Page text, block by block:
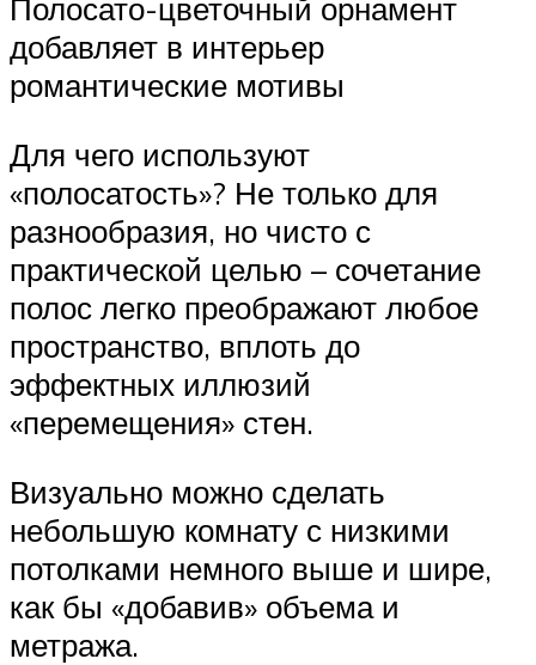
Полосато-цветочный орнамент
добавляет в интерьер
романтические мотивы
Для чего используют
«полосатость»? Не только для
разнообразия, но чисто с
практической целью – сочетание
полос легко преображают любое
пространство, вплоть до
эффектных иллюзий
«перемещения» стен.
Визуально можно сделать
небольшую комнату с низкими
потолками немного выше и шире,
как бы «добавив» объема и
метража.